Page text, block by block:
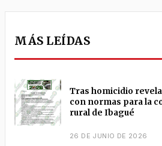
MÁS LEÍDAS
Tras homicidio
con normas para la
rural de Ibagué
26 DE JUNIO DE 2026